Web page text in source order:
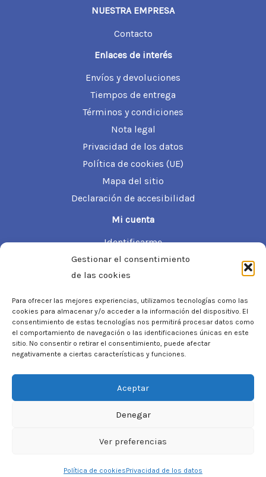
Gestionar el consentimiento
de las cookies
Para ofrecer las mejores experiencias, utilizamos tecnologías como las
cookies para almacenar y/o acceder a la información del dispositivo. El
consentimiento de estas tecnologías nos permitirá procesar datos como
el comportamiento de navegación o las identificaciones únicas en este
sitio. No consentir o retirar el consentimiento, puede afectar
negativamente a ciertas características y funciones.
Aceptar
Denegar
Ver preferencias
Política de cookiesPrivacidad de los datos
NUESTRA EMPRESA
Contacto
Enlaces de interés
Envíos y devoluciones
Tiempos de entrega
Términos y condiciones
Nota legal
Privacidad de los datos
Política de cookies (UE)
Mapa del sitio
Declaración de accesibilidad
Mi cuenta
Identificarme
Información de mi cuenta
Mis pedidos
Información de la tienda
Laorma
C/ Josep Soldevila, 19. Local 9-B 08030 Barcelona
93 706 44 04
info@laorma.com
Copyright © 2026 Laorma